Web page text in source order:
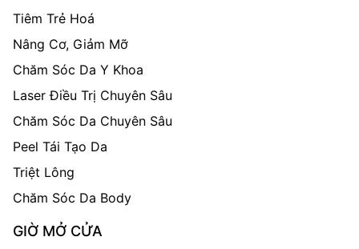
Tiêm Trẻ Hoá
Nâng Cơ, Giảm Mỡ
Chăm Sóc Da Y Khoa
Laser Điều Trị Chuyên Sâu
Chăm Sóc Da Chuyên Sâu
Peel Tái Tạo Da
Triệt Lông
Chăm Sóc Da Body
GIỜ MỞ CỬA